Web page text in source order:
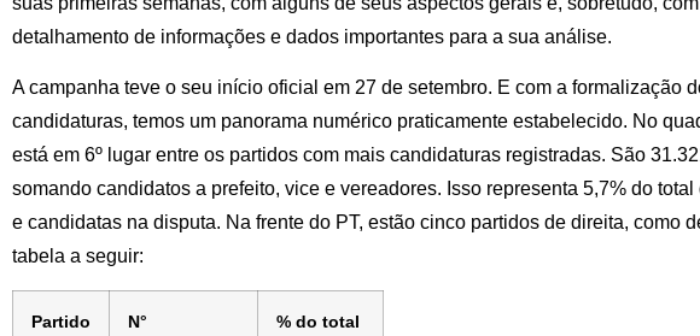
detalhamento de informações e dados importantes para a sua análise.
A campanha teve o seu início oficial em 27 de setembro. E com a formalização
candidaturas, temos um panorama numérico praticamente estabelecido. No
está em 6º lugar entre os partidos com mais candidaturas registradas. São
somando candidatos a prefeito, vice e vereadores. Isso representa 5,7% do
e candidatas na disputa. Na frente do PT, estão cinco partidos de direita, como
tabela a seguir:
Partido
N°
% do total